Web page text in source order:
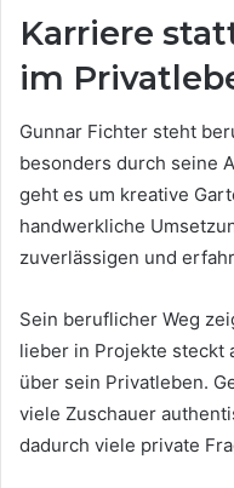
Karriere
im
Gunnar Fichter steht
besonders durch seine
geht es um kreative
handwerkliche
zuverlässigen und
Sein beruflicher Weg
lieber in Projekte steckt
über sein Privatleben.
viele Zuschauer
dadurch viele private